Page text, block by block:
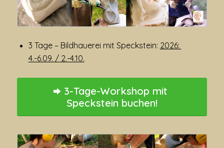
3 Tage – Bildhauerei mit Speckstein: 2026:
4.-6.09. / 2.-4.10.
3-Tage-Workshop mit
Speckstein buchen!